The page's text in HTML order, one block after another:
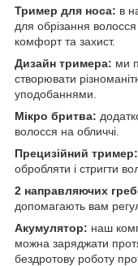
Тример для носа: в
для обрізання
комфорт та захист.
Дизайн тримера: ми
створювати
уподобаннями.
Мікро бритва:
волосся на обличчі.
Прецизійний тример:
обробляти і стригти
2 направляючих
допомагають вам
Акумулятор: наш
можна заряджати
бездротову роботу